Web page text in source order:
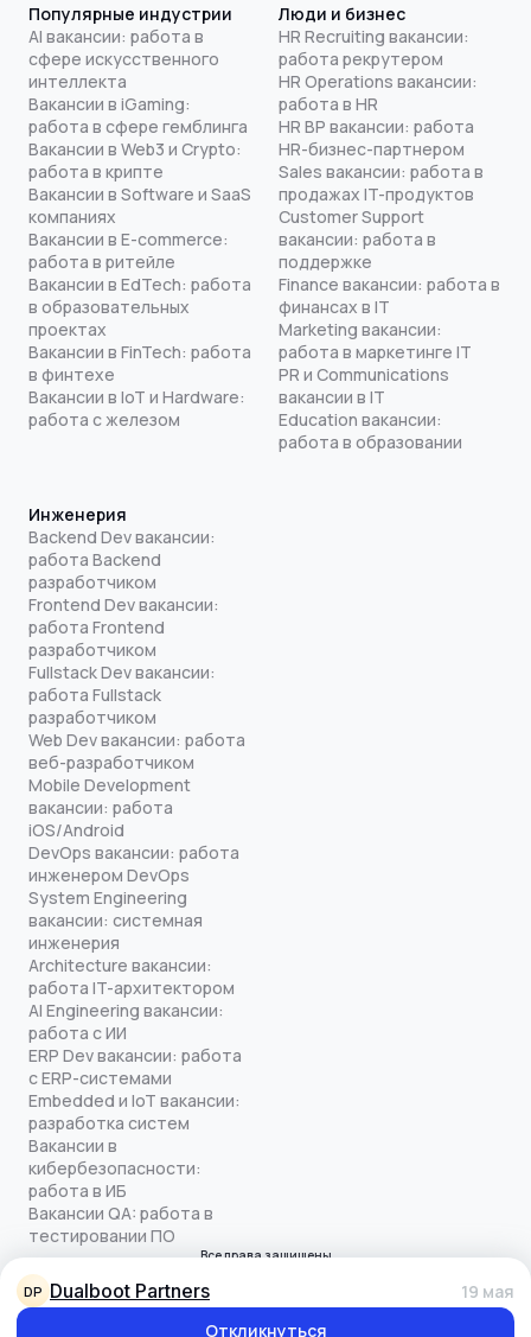
DP Dualboot Partners
19 мая
Откликнуться
Популярные индустрии
AI вакансии: работа в
сфере искусственного
интеллекта
Вакансии в iGaming:
работа в сфере гемблинга
Вакансии в Web3 и Crypto:
работа в крипте
Вакансии в Software и SaaS
компаниях
Вакансии в E-commerce:
работа в ритейле
Вакансии в EdTech: работа
в образовательных
проектах
Вакансии в FinTech: работа
в финтехе
Вакансии в IoT и Hardware:
работа с железом
Люди и бизнес
HR Recruiting вакансии:
работа рекрутером
HR Operations вакансии:
работа в HR
HR BP вакансии: работа
HR-бизнес-партнером
Sales вакансии: работа в
продажах IT-продуктов
Customer Support
вакансии: работа в
поддержке
Finance вакансии: работа в
финансах в IT
Marketing вакансии:
работа в маркетинге IT
PR и Communications
вакансии в IT
Education вакансии:
работа в образовании
Инженерия
Backend Dev вакансии:
работа Backend
разработчиком
Frontend Dev вакансии:
работа Frontend
разработчиком
Fullstack Dev вакансии:
работа Fullstack
разработчиком
Web Dev вакансии: работа
веб-разработчиком
Mobile Development
вакансии: работа
iOS/Android
DevOps вакансии: работа
инженером DevOps
System Engineering
вакансии: системная
инженерия
Architecture вакансии:
работа IT-архитектором
AI Engineering вакансии:
работа с ИИ
ERP Dev вакансии: работа
с ERP-системами
Embedded и IoT вакансии:
разработка систем
Вакансии в
кибербезопасности:
работа в ИБ
Вакансии QA: работа в
тестировании ПО
Все права защищены
Использование cookie